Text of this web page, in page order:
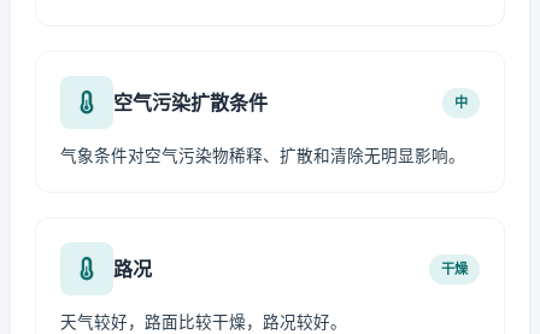
空气污染扩散条件 中
气象条件对空气污染物稀释、扩散和清除无明显影响。
路况 干燥
天气较好，路面比较干燥，路况较好。